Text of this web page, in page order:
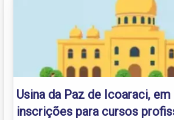
Usina da Paz de Icoaraci,
inscrições para cursos